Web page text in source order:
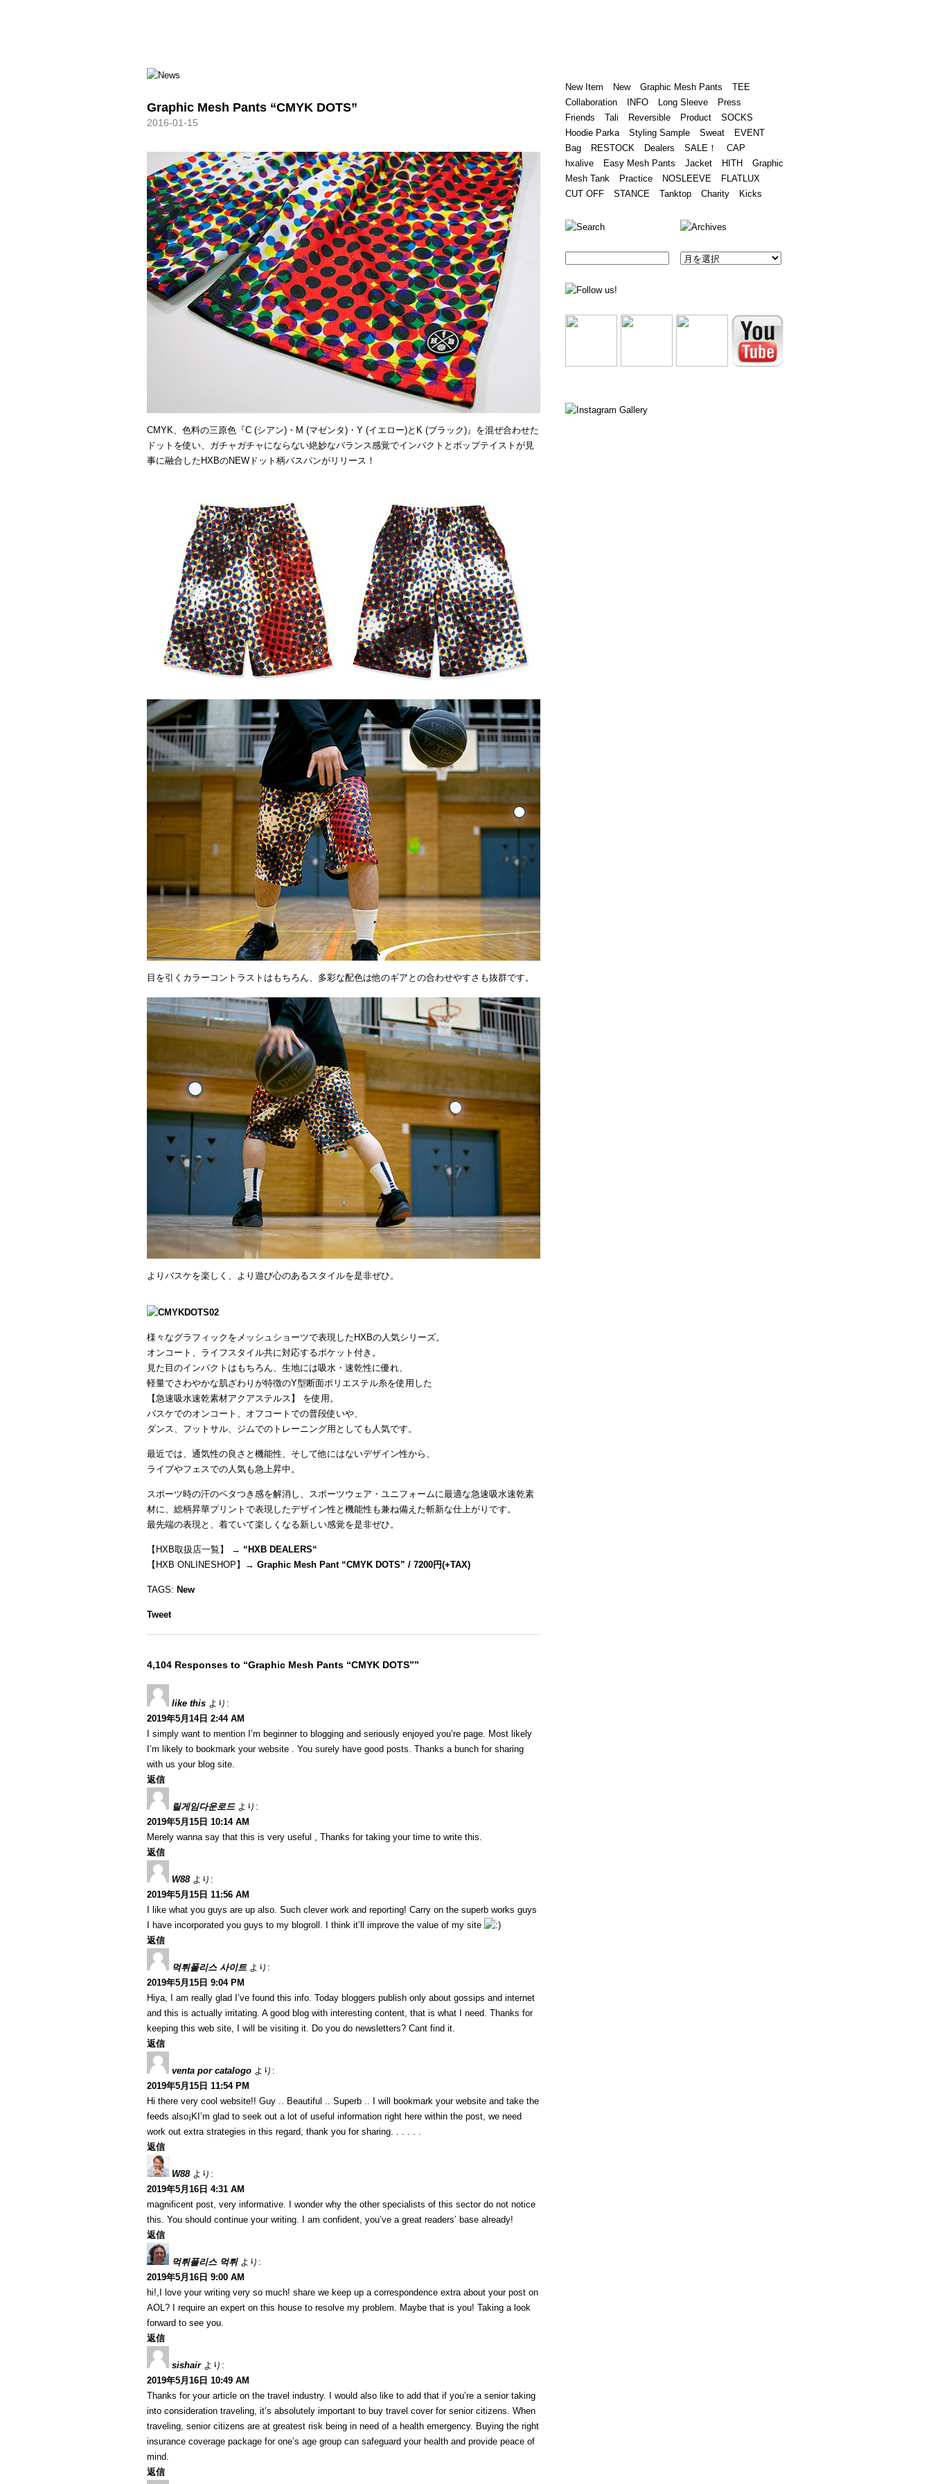
Graphic Mesh Pants “CMYK DOTS”
2016-01-15
CMYK、色料の三原色『C (シアン)・M (マゼンタ)・Y (イエロー)とK (ブラック)』を混ぜ合わせた
ドットを使い、ガチャガチャにならない絶妙なバランス感覚でインパクトとポップテイストが見
事に融合したHXBのNEWドット柄バスパンがリリース！
目を引くカラーコントラストはもちろん、多彩な配色は他のギアとの合わせやすさも抜群です。
よりバスケを楽しく、より遊び心のあるスタイルを是非ぜひ。
様々なグラフィックをメッシュショーツで表現したHXBの人気シリーズ。
オンコート、ライフスタイル共に対応するポケット付き。
見た目のインパクトはもちろん、生地には吸水・速乾性に優れ、
軽量でさわやかな肌ざわりが特徴のY型断面ポリエステル糸を使用した
【急速吸水速乾素材アクアステルス】 を使用。
バスケでのオンコート、オフコートでの普段使いや、
ダンス、フットサル、ジムでのトレーニング用としても人気です。
最近では、通気性の良さと機能性、そして他にはないデザイン性から、
ライブやフェスでの人気も急上昇中。
スポーツ時の汗のベタつき感を解消し、スポーツウェア・ユニフォームに最適な急速吸水速乾素
材に、総柄昇華プリントで表現したデザイン性と機能性も兼ね備えた斬新な仕上がりです。
最先端の表現と、着ていて楽しくなる新しい感覚を是非ぜひ。
【HXB取扱店一覧】 → “ HXB DEALERS“
【HXB ONLINESHOP】→ Graphic Mesh Pant “CMYK DOTS” / 7200円(+TAX)
TAGS: New
Tweet
4,104 Responses to “Graphic Mesh Pants “CMYK DOTS””
like this より:
2019年5月14日 2:44 AM
I simply want to mention I’m beginner to blogging and seriously enjoyed you’re page. Most likely
I’m likely to bookmark your website . You surely have good posts. Thanks a bunch for sharing
with us your blog site.
返信
릴게임다운로드 より:
2019年5月15日 10:14 AM
Merely wanna say that this is very useful , Thanks for taking your time to write this.
返信
W88 より:
2019年5月15日 11:56 AM
I like what you guys are up also. Such clever work and reporting! Carry on the superb works guys
I have incorporated you guys to my blogroll. I think it’ll improve the value of my site
返信
먹튀폴리스 사이트 より:
2019年5月15日 9:04 PM
Hiya, I am really glad I’ve found this info. Today bloggers publish only about gossips and internet
and this is actually irritating. A good blog with interesting content, that is what I need. Thanks for
keeping this web site, I will be visiting it. Do you do newsletters? Cant find it.
返信
venta por catalogo より:
2019年5月15日 11:54 PM
Hi there very cool website!! Guy .. Beautiful .. Superb .. I will bookmark your website and take the
feeds also¡KI’m glad to seek out a lot of useful information right here within the post, we need
work out extra strategies in this regard, thank you for sharing. . . . . .
返信
W88 より:
2019年5月16日 4:31 AM
magnificent post, very informative. I wonder why the other specialists of this sector do not notice
this. You should continue your writing. I am confident, you’ve a great readers’ base already!
返信
먹튀폴리스 먹튀 より:
2019年5月16日 9:00 AM
hi!,I love your writing very so much! share we keep up a correspondence extra about your post on
AOL? I require an expert on this house to resolve my problem. Maybe that is you! Taking a look
forward to see you.
返信
sishair より:
2019年5月16日 10:49 AM
Thanks for your article on the travel industry. I would also like to add that if you’re a senior taking
into consideration traveling, it’s absolutely important to buy travel cover for senior citizens. When
traveling, senior citizens are at greatest risk being in need of a health emergency. Buying the right
insurance coverage package for one’s age group can safeguard your health and provide peace of
mind.
返信
New Item New Graphic Mesh Pants
TEE
Collaboration
INFO Long Sleeve
Press
Friends
Tali Reversible Product
SOCKS
Hoodie Parka
Styling Sample Sweat
EVENT
Bag
RESTOCK Dealers SALE！
CAP
hxalive
Easy Mesh Pants Jacket HITH
Graphic
Mesh Tank
Practice NOSLEEVE
FLATLUX
CUT OFF
STANCE Tanktop Charity Kicks